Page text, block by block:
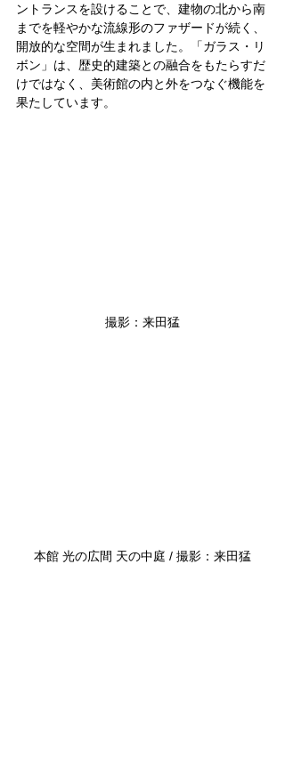
ントランスを設けることで、建物の北から南
までを軽やかな流線形のファザードが続く、
開放的な空間が生まれました。「ガラス・リ
ボン」は、歴史的建築との融合をもたらすだ
けではなく、美術館の内と外をつなぐ機能を
果たしています。
撮影：来田猛
本館 光の広間 天の中庭 / 撮影：来田猛